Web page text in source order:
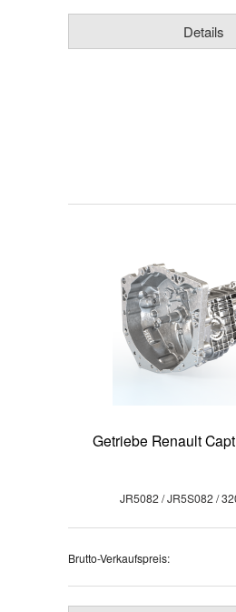
Details
Getriebe Renault
JR5082 / JR5S082 /
Brutto-Verkaufspreis: